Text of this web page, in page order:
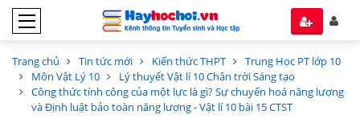
Trang chủ Tin tức mới Kiến thức THPT
Trung Học PT lớp 10
Môn Vật Lý 10
Lý thuyết Vật lí 10 Chân trời Sáng tạo
Công thức tính công của một lực là gì? Sự chuyển hoá năng lượng
và Định luật bảo toàn năng lượng - Vật lí 10 bài 15 CTST